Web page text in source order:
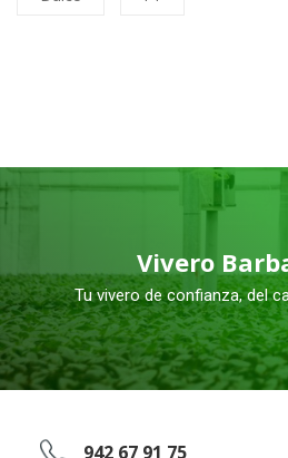
Vivero
Tu vivero de confianza, del
942 67 91 75